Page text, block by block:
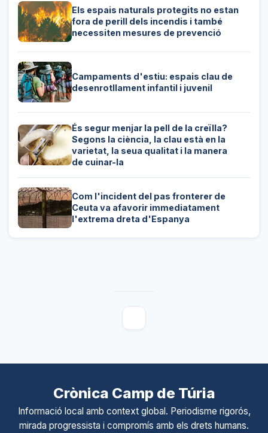
Els espais naturals protegits no estan
fora de perill dels incendis i també
necessiten mesures de prevenció
Campaments d'estiu: espais clau de
desenrotllament infantil i juvenil
És segur menjar la pell de la creïlla?
Segons la ciència, la clau està en la
varietat, la seua qualitat i la manera
de cuinar-la
Com l'incident del pas fronterer de
Ceuta va afavorir immediatament
l'extrema dreta d'Espanya
Crònica Camp de Túria
Informació local amb context global. Periodisme rigorós,
mirada progressista i compromís amb els drets humans.